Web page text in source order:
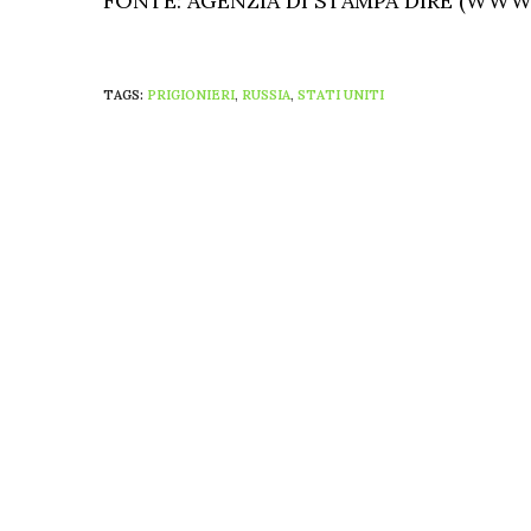
TAGS: PRIGIONIERI, RUSSIA, STATI UNITI